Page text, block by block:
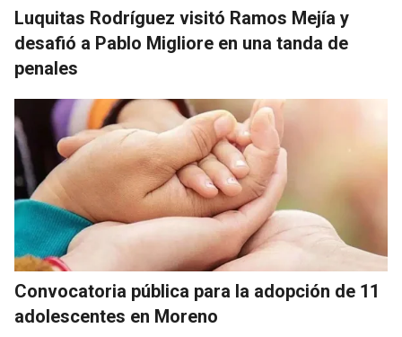
Luquitas Rodríguez visitó Ramos Mejía y
desafió a Pablo Migliore en una tanda de
penales
Convocatoria pública para la adopción de 11
adolescentes en Moreno